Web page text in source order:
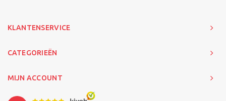
KLANTENSERVICE
CATEGORIEËN
MIJN ACCOUNT